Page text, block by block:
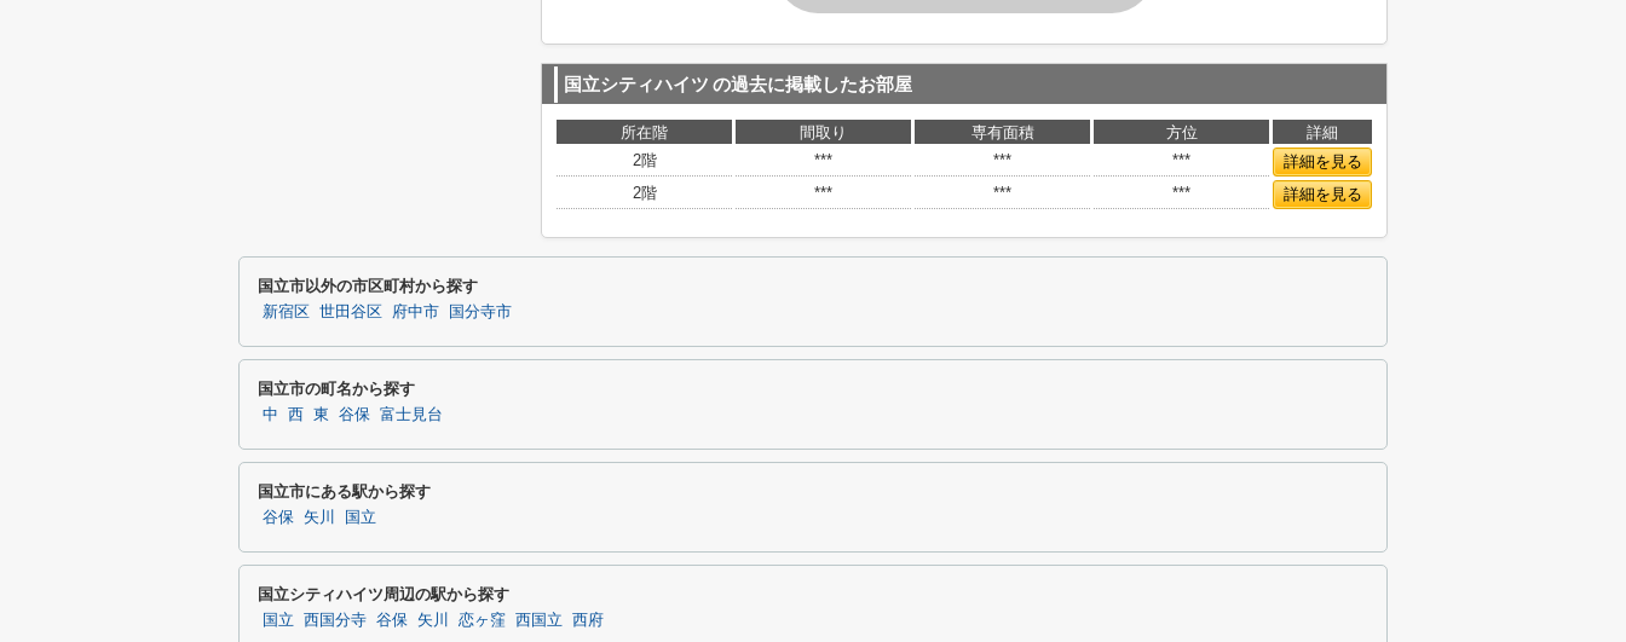
国立シティハイツ の過去に掲載したお部屋
所在階 間取り 専有面積 方位
詳細
2階
*** *** ***
詳細を見る
2階
*** *** *** 詳細を見る
国立市以外の市区町村から探す
新宿区 世田谷区 府中市 国分寺市
国立市の町名から探す
中 西 東 谷保 富士見台
国立市にある駅から探す
谷保 矢川 国立
国立シティハイツ周辺の駅から探す
国立 西国分寺 谷保 矢川 恋ヶ窪 西国立 西府